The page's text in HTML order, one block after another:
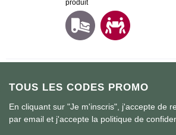
TOUS LES CODES PROMO
En cliquant sur "Je m'inscris", j'accepte de
par email et j'accepte la politique de
produit